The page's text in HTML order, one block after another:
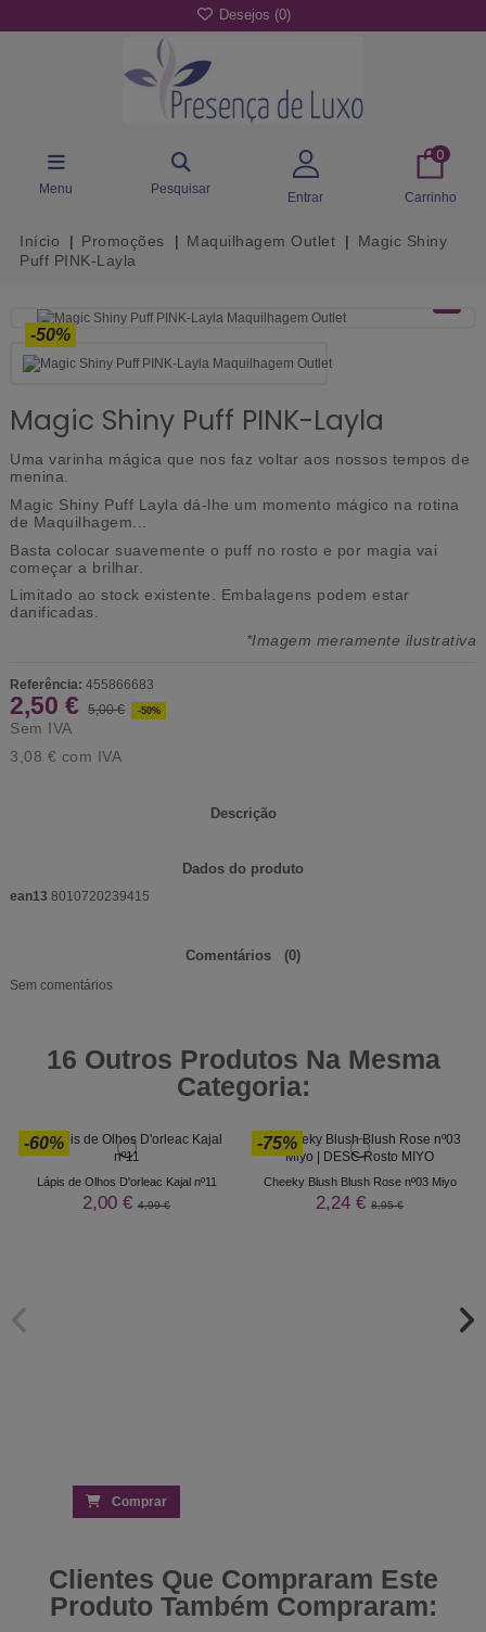
Desejos (0)
Menu Pesquisar
Entrar
0
Carrinho
Início Promoções Maquilhagem Outlet
Magic Shiny
Puff PINK-Layla
-50%
Magic Shiny Puff PINK-Layla
Uma varinha mágica que nos faz voltar aos nossos tempos de
menina.
Magic Shiny Puff Layla dá-lhe um momento mágico na rotina
de Maquilhagem...
Basta colocar suavemente o puff no rosto e por magia vai
começar a brilhar.
Limitado ao stock existente. Embalagens podem estar
danificadas.
*Imagem meramente ilustrativa
Referência: 455866683
2,50 € 5,00 € -50%
Sem IVA
3,08 € com IVA
Descrição
Dados do produto
ean13 8010720239415
Comentários (0)
Sem comentários
16 Outros Produtos Na Mesma
Categoria:
-60%
Lápis de Olhos D'orleac Kajal nº11
2,00 € 4,99 €
Comprar
-75%
Cheeky Blush Blush Rose nº03 Miyo
2,24 € 8,95 €
Clientes Que Compraram Este
Produto Também Compraram: